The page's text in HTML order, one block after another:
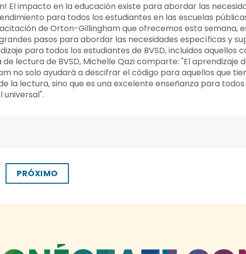
El impacto en la educación existe para abordar las
para todos los estudiantes en las escuelas
de Orton-Gillingham que ofrecemos esta semana,
pasos para abordar las necesidades específicas y
para todos los estudiantes de BVSD, incluidos aquellos
lectura de BVSD, Michelle Qazi comparte: "El aprendizaje
no solo ayudará a descifrar el código para aquellos que
la lectura, sino que es una excelente enseñanza para todos
universal".
PRÓXIMO